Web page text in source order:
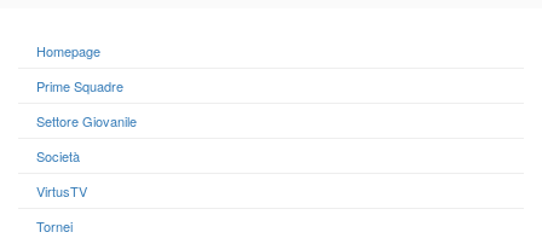
Homepage
Prime Squadre
Settore Giovanile
Società
VirtusTV
Tornei